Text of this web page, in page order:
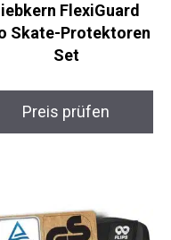
FlexiGuard
Skate-Protektoren
Set
Preis prüfen